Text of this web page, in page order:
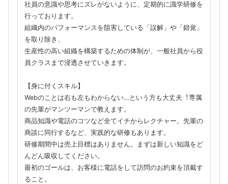
社員の意識や思考にズレがないように、定期的に識学研修を
行っております。
組織内のパフォーマンスを阻害している「誤解」や「錯覚」
を取り除き、
生産性の高い組織を構築するための体制が、一般社員から役
員クラスまで浸透させていきます。
【身に付くスキル】
Webのことは右も左もわからない…という方も大丈夫︕専属
の先輩がマンツーマンで教えます。
商品知識や電話のコツなど全てイチからレクチャー。先輩の
商談に同⾏するなど、実践的な研修もあります。
研修期間中は売上目標はありません。まずは新しい知識をど
んどん吸収してください。
最初のゴールは、お客様に電話をして訪問のお約束を頂戴す
ること。